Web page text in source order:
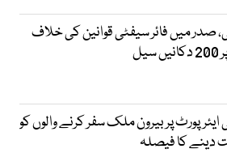
صدر میں فائر سیفٹی قوانین کی خلاف
ایئرپورٹ پر بیرون ملک سفر کرنے والوں کو
دینے کا فیصلہ